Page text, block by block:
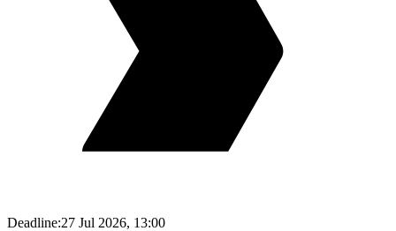
Deadline:27 Jul 2026, 13:00